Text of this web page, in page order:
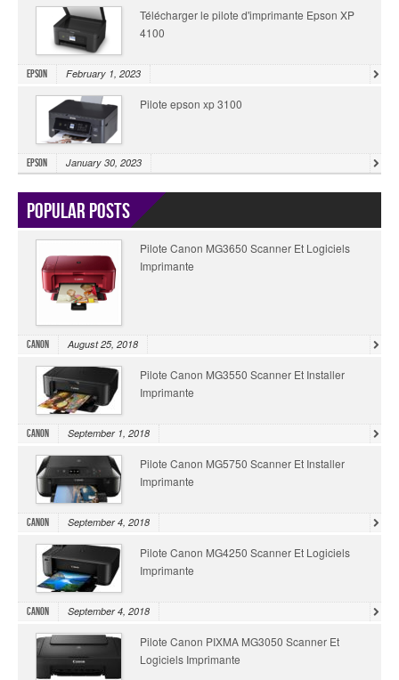
Télécharger le pilote d'imprimante Epson XP
4100
Epson February 1, 2023
Pilote epson xp 3100
Epson January 30, 2023
Popular Posts
Pilote Canon MG3650 Scanner Et Logiciels
Imprimante
Canon August 25, 2018
Pilote Canon MG3550 Scanner Et Installer
Imprimante
Canon September 1, 2018
Pilote Canon MG5750 Scanner Et Installer
Imprimante
Canon September 4, 2018
Pilote Canon MG4250 Scanner Et Logiciels
Imprimante
Canon September 4, 2018
Pilote Canon PIXMA MG3050 Scanner Et
Logiciels Imprimante